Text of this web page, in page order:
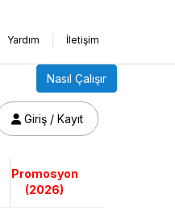
Yardım İletişim
Nasıl Çalışır
Giriş / Kayıt
Giriş / Kayıt
Promosyon
(2026)